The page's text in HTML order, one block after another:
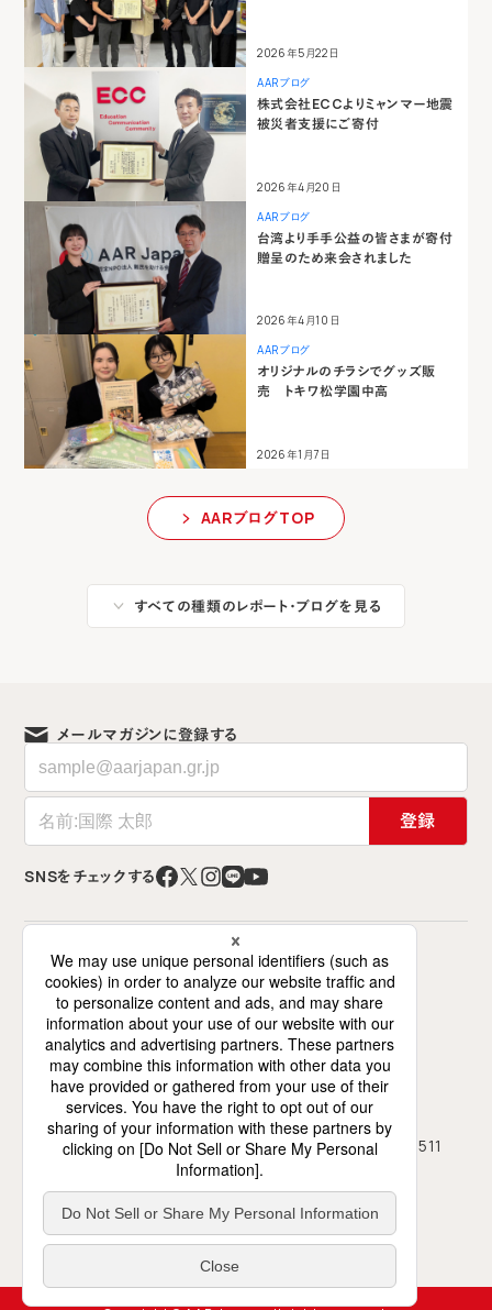
2026年5月22日
AARブログ
株式会社ECCよりミャンマー地震
被災者支援にご寄付
2026年4月20日
AARブログ
台湾より手手公益の皆さまが寄付
贈呈のため来会されました
2026年4月10日
AARブログ
オリジナルのチラシでグッズ販
売 トキワ松学園中高
2026年1月7日
AARブログTOP
すべての種類のレポート・ブログを見る
メールマガジンに登録する
登録
SNSをチェックする
特定非営利活動法人 難民を助ける会（AAR Japan）
〒141-0021 東京都品川区上大崎2-12-2
ミズホビル7階（交流スペースは6階）
フリーダイヤル 0120-786-746 TEL 03-5423-4511
03-5423-4450
受付
地図・アクセス プライバシーポリシー